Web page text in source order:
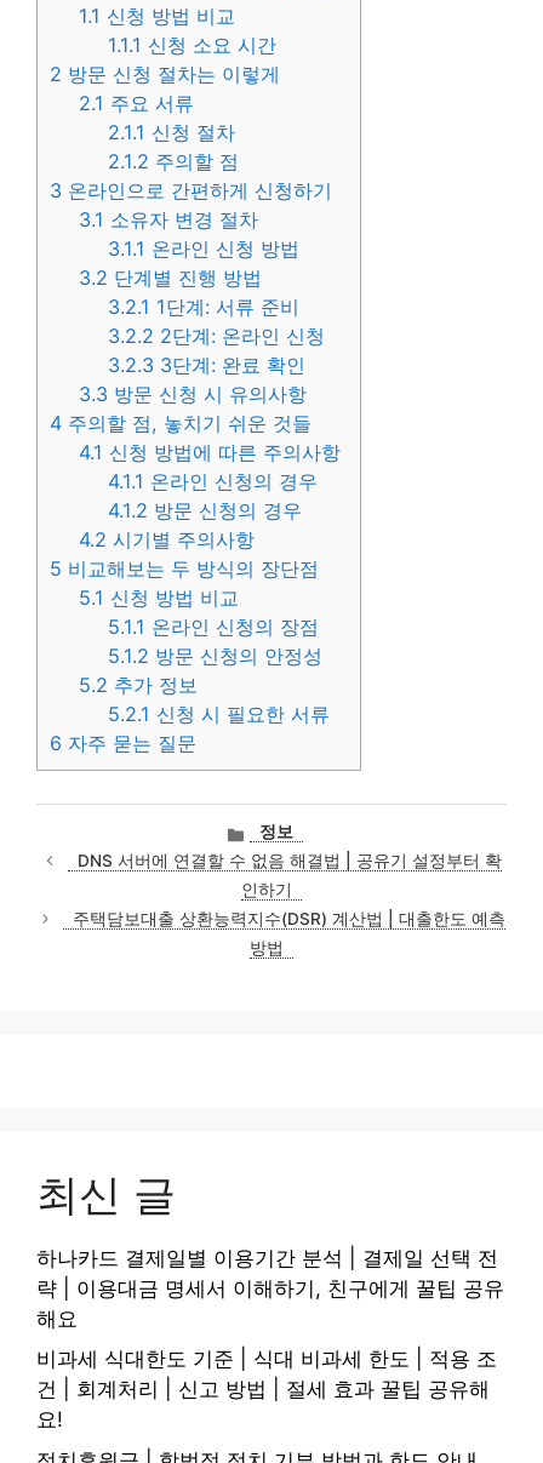
1.1 신청 방법 비교
1.1.1 신청 소요 시간
2 방문 신청 절차는 이렇게
2.1 주요 서류
2.1.1 신청 절차
2.1.2 주의할 점
3 온라인으로 간편하게 신청하기
3.1 소유자 변경 절차
3.1.1 온라인 신청 방법
3.2 단계별 진행 방법
3.2.1 1단계: 서류 준비
3.2.2 2단계: 온라인 신청
3.2.3 3단계: 완료 확인
3.3 방문 신청 시 유의사항
4 주의할 점, 놓치기 쉬운 것들
4.1 신청 방법에 따른 주의사항
4.1.1 온라인 신청의 경우
4.1.2 방문 신청의 경우
4.2 시기별 주의사항
5 비교해보는 두 방식의 장단점
5.1 신청 방법 비교
5.1.1 온라인 신청의 장점
5.1.2 방문 신청의 안정성
5.2 추가 정보
5.2.1 신청 시 필요한 서류
6 자주 묻는 질문
카
테
고
리
정보
DNS 서버에 연결할 수 없음 해결법 | 공유기 설정부터 확
인하기
주택담보대출 상환능력지수(DSR) 계산법 | 대출한도 예측
방법
최신 글
하나카드 결제일별 이용기간 분석 | 결제일 선택 전
략 | 이용대금 명세서 이해하기, 친구에게 꿀팁 공유
해요
비과세 식대한도 기준 | 식대 비과세 한도 | 적용 조
건 | 회계처리 | 신고 방법 | 절세 효과 꿀팁 공유해
요!